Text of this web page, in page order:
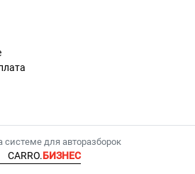
системе для авторазборок
CARRO.БИЗНЕС